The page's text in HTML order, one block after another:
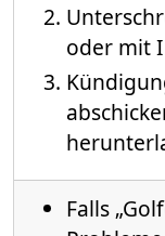
oder mit
Falls